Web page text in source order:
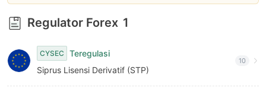
8
9
6
7
8
9
Regulator Forex 1
CYSEC
Teregulasi
Siprus Lisensi Derivatif (STP)
10